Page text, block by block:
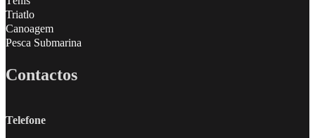
Triatlo
Canoagem
Pesca Submarina
Contactos
Telefone